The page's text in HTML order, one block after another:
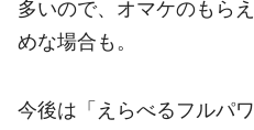
多いので、オマケのもら
めな場合も。
今後は「えらべるフルパ